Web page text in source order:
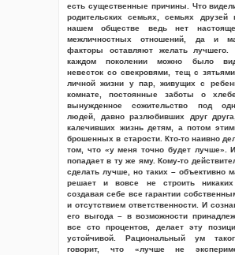
есть существенные причины. Что
родительских семьях, семьях друзей
нашем обществе ведь нет
межличностных отношений, да и
факторы оставляют желать
каждом поколении можно было
невесток со свекровями, тещ с
личной жизни у пар, живущих с
комнате, постоянные заботы о
вынужденное сожительство под
людей, давно разлюбивших друг
калечивших жизнь детям, а потом
брошенных в старости. Кто-то наивно
том, что «у меня точно будет лучше».
попадает в ту же яму. Кому-то
сделать лучше, но таких – объективно
решает и вовсе не строить никаких
создавая себе все гарантии
и отсутствием ответственности. И
его выгода – в возможности
все сто процентов, делает эту
устойчивой. Рациональный ум
говорит, что «лучше не